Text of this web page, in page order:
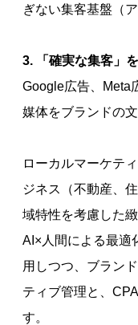
ぎない集客基盤（
3. 「確実な集客」
Google広告、Meta
媒体をブランドの
ローカルマーケテ
ジネス（不動産、
域特性を考慮した
AI×人間による最適
用しつつ、ブラン
ティブ管理と、
す。